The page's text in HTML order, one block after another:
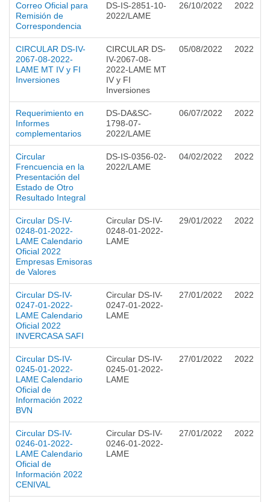
Correo Oficial para
Remisión de
Correspondencia
DS-IS-2851-10-
2022/LAME
26/10/2022 2022
CIRCULAR DS-IV-
2067-08-2022-
LAME MT IV y FI
Inversiones
CIRCULAR DS-
IV-2067-08-
2022-LAME MT
IV y FI
Inversiones
05/08/2022 2022
Requerimiento en
Informes
complementarios
DS-DA&SC-
1798-07-
2022/LAME
06/07/2022 2022
Circular
Frencuencia en la
Presentación del
Estado de Otro
Resultado Integral
DS-IS-0356-02-
2022/LAME
04/02/2022 2022
Circular DS-IV-
0248-01-2022-
LAME Calendario
Oficial 2022
Empresas Emisoras
de Valores
Circular DS-IV-
0248-01-2022-
LAME
29/01/2022 2022
Circular DS-IV-
0247-01-2022-
LAME Calendario
Oficial 2022
INVERCASA SAFI
Circular DS-IV-
0247-01-2022-
LAME
27/01/2022 2022
Circular DS-IV-
0245-01-2022-
LAME Calendario
Oficial de
Información 2022
BVN
Circular DS-IV-
0245-01-2022-
LAME
27/01/2022 2022
Circular DS-IV-
0246-01-2022-
LAME Calendario
Oficial de
Información 2022
CENIVAL
Circular DS-IV-
0246-01-2022-
LAME
27/01/2022 2022